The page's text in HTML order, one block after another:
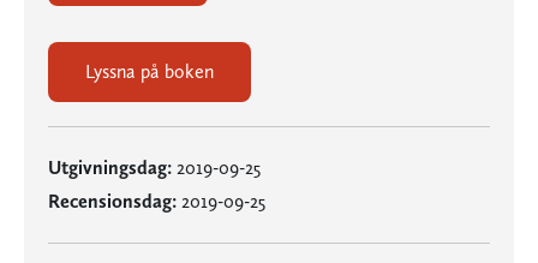
Lyssna på boken
Utgivningsdag: 2019-09-25
Recensionsdag: 2019-09-25